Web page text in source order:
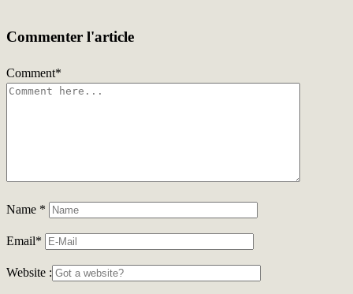
Commenter l'article
Comment*
Name *
Email*
Website :